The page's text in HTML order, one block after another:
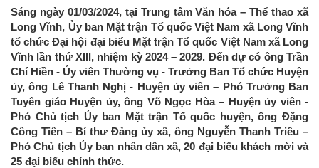
Sáng ngày 01/03/2024, tại Trung tâm Văn hóa – Thể thao xã
Long Vĩnh, Ủy ban Mặt trận Tổ quốc Việt Nam xã Long Vĩnh
tổ chức Đại hội đại biểu Mặt trận Tổ quốc Việt Nam xã Long
Vĩnh lần thứ XIII, nhiệm kỳ 2024 – 2029. Đến dự có ông Trần
Chí Hiền - Ủy viên Thường vụ - Trưởng Ban Tổ chức Huyện
ủy, ông Lê Thanh Nghị - Huyện ủy viên – Phó Trưởng Ban
Tuyên giáo Huyện ủy, ông Võ Ngọc Hòa – Huyện ủy viên -
Phó Chủ tịch Ủy ban Mặt trận Tổ quốc huyện, ông Đặng
Công Tiên – Bí thư Đảng ủy xã, ông Nguyễn Thanh Triều –
Phó Chủ tịch Ủy ban nhân dân xã, 20 đại biểu khách mời và
25 đại biểu chính thức.